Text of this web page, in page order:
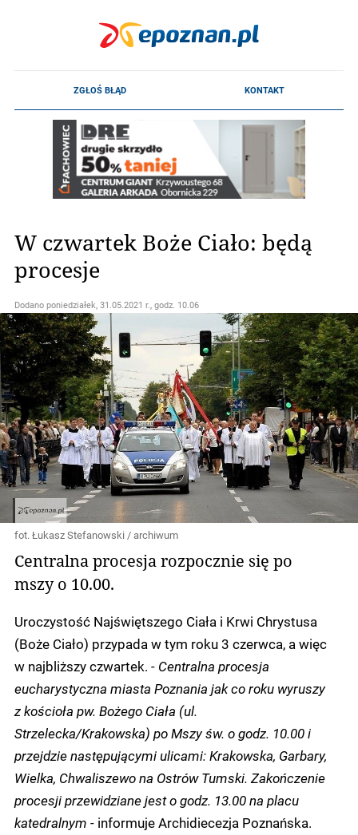
W czwartek Boże Ciało: będą
procesje
Dodano poniedziałek, 31.05.2021 r., godz. 10.06
fot. Łukasz Stefanowski / archiwum
Centralna procesja rozpocznie się po
mszy o 10.00.
Uroczystość Najświętszego Ciała i Krwi Chrystusa
(Boże Ciało) przypada w tym roku 3 czerwca, a więc
w najbliższy czwartek. - Centralna procesja
eucharystyczna miasta Poznania jak co roku wyruszy
z kościoła pw. Bożego Ciała (ul.
Strzelecka/Krakowska) po Mszy św. o godz. 10.00 i
przejdzie następującymi ulicami: Krakowska, Garbary,
Wielka, Chwaliszewo na Ostrów Tumski. Zakończenie
procesji przewidziane jest o godz. 13.00 na placu
katedralnym - informuje Archidiecezja Poznańska.